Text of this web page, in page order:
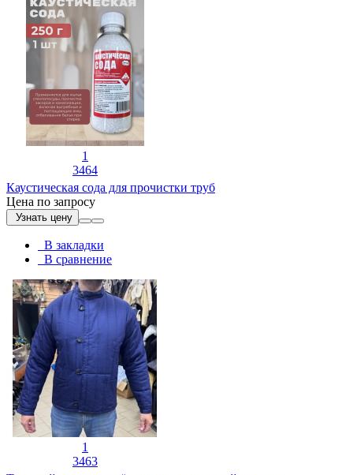
1
3464
Каустическая сода для прочистки труб
Цена по запросу
Узнать цену
В закладки
В сравнение
1
3463